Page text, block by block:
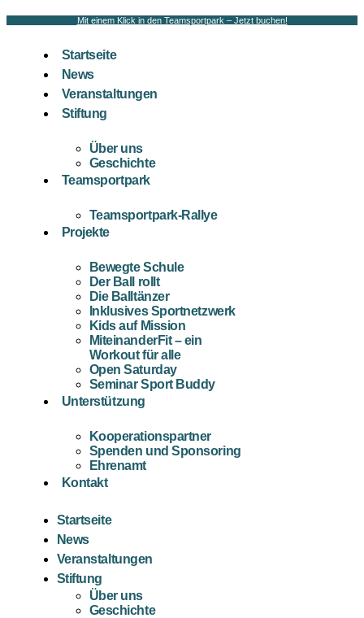
Mit einem Klick in den Teamsportpark – Jetzt buchen!
Startseite
News
Veranstaltungen
Stiftung
Über uns
Geschichte
Teamsportpark
Teamsportpark-Rallye
Projekte
Bewegte Schule
Der Ball rollt
Die Balltänzer
Inklusives Sportnetzwerk
Kids auf Mission
MiteinanderFit – ein
Workout für alle
Open Saturday
Seminar Sport Buddy
Unterstützung
Kooperationspartner
Spenden und Sponsoring
Ehrenamt
Kontakt
Startseite
News
Veranstaltungen
Stiftung
Über uns
Geschichte